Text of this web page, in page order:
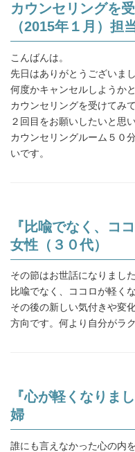
カウンセリングを
（2015年１月）担
こんばんは。
先日はありがとうございまし
何度かキャンセルしようか
カウンセリングを受けてみ
２回目をお願いしたいと思
カウンセリングルーム５０
いです。
『比喩でなく、コ
女性（３０代）
その節はお世話になりました
比喩でなく、ココロが軽く
その後の新しい気付きや変
方向です。何より自分がラ
『心が軽くなりま
婦
誰にも言えなかった心の内